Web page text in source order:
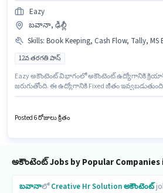
Eazy
బవానా, ఢిల్లీ
Skills: Book Keeping, Cash Flow, Tally, MS Excel,
12వ తరగతి పాస్
Eazy అకౌంటెంట్ విభాగంలో అకౌంటెంట్ ఉద్యోగానికి
జరుగుతోంది. ఈ ఉద్యోగానికి Fixed జీతం
నెలలు సంవత్సరాల అనుభవం ఉన్న వారికి కోసం, నెల జీతం
దరఖాస్తుదారులు కనీసం 12వ తరగతి పాస్ డిగ్రీ లేదా
Posted 6 రోజులు క్రితం
అకౌంటెంట్ Jobs by Popular
బవానాలోCreative Hr Solutionఅకౌంటెంట్